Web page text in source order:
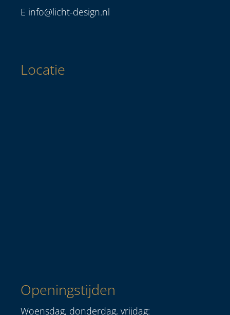
E info@licht-design.nl
Locatie
Openingstijden
Woensdag, donderdag, vrijdag: